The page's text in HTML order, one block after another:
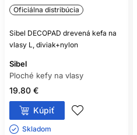
Oficiálna distribúcia
Sibel DECOPAD drevená kefa na
vlasy L, diviak+nylon
Sibel
Ploché kefy na vlasy
19.80 €
Kúpiť
Skladom ㅤ